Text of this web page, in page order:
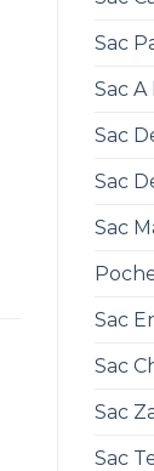
Sac
Sac
Sac
Sac
Sac
Sac
Sac
Sac
Sac